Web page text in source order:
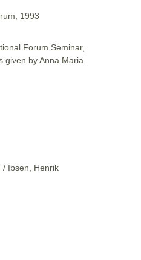
1993
Forum Seminar,
given by Anna Maria
/ Ibsen, Henrik